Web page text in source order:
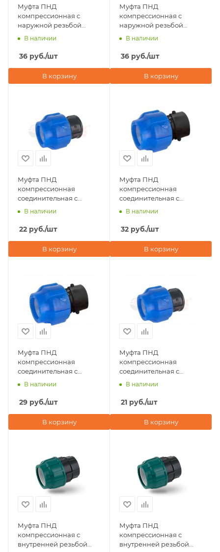
Муфта ПНД
компрессионная с
наружной резьбой
20х3/4" POELSAN NEW
В наличии
36 руб./шт
В корзину
Муфта ПНД
компрессионная с
наружной резьбой
20х1/2" POELSAN NEW
В наличии
36 руб./шт
В корзину
Муфта ПНД
компрессионная
соединительная c
наружной резьбой
В наличии
22 руб./шт
В корзину
Муфта ПНД
компрессионная
соединительная c
внутренней резьбой
В наличии
32 руб./шт
В корзину
Муфта ПНД
компрессионная
соединительная c
внутренней резьбой
В наличии
29 руб./шт
В корзину
Муфта ПНД
компрессионная
соединительная c
наружной резьбой
В наличии
21 руб./шт
В корзину
Муфта ПНД
компрессионная с
внутренней резьбой
Муфта ПНД
компрессионная с
внутренней резьбой